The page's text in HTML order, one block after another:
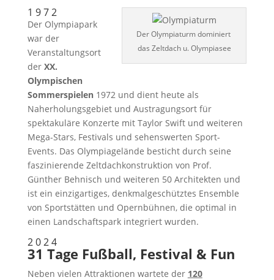
Der Olympiaturm dominiert
das Zeltdach u. Olympiasee
1 9 7 2
Der Olympiapark
war der
Veranstaltungsort
der XX.
Olympischen
Sommerspielen1972 und dient heute als
Naherholungsgebiet und Austragungsort für
spektakuläre Konzerte mit Taylor Swift und weiteren
Mega-Stars, Festivals und sehenswerten Sport-
Events. Das Olympiagelände besticht durch seine
faszinierende Zeltdachkonstruktion von Prof.
Günther Behnisch und weiteren 50 Architekten und
ist ein einzigartiges, denkmalgeschütztes Ensemble
von Sportstätten und Opernbühnen, die optimal in
einen Landschaftspark integriert wurden.
2 0 2 4
31 Tage Fußball, Festival & Fun
Neben vielen Attraktionen wartete der 120